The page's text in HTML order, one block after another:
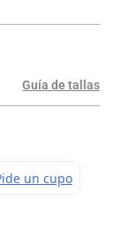
Guía de tallas